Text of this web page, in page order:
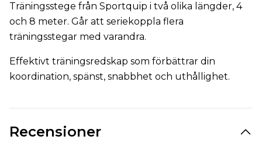
Träningsstege från Sportquip i två olika längder, 4
och 8 meter. Går att seriekoppla flera
träningsstegar med varandra.
Effektivt träningsredskap som förbättrar din
koordination, spänst, snabbhet och uthållighet.
Recensioner